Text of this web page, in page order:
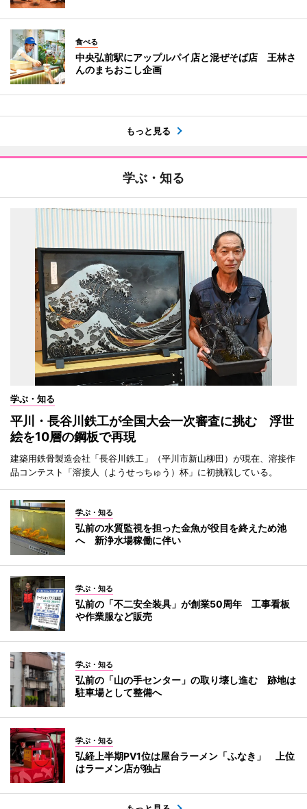
食べる
中央弘前駅にアップルパイ店と混ぜそば店 王林さ
んのまちおこし企画
もっと見る
学ぶ・知る
学ぶ・知る
平川・長谷川鉄工が全国大会一次審査に挑む 浮世
絵を10層の鋼板で再現
建築用鉄骨製造会社「長谷川鉄工」（平川市新山柳田）が現在、溶接作
品コンテスト「溶接人（ようせっちゅう）杯」に初挑戦している。
学ぶ・知る
弘前の水質監視を担った金魚が役目を終えため池
へ 新浄水場稼働に伴い
学ぶ・知る
弘前の「不二安全装具」が創業50周年 工事看板
や作業服など販売
学ぶ・知る
弘前の「山の手センター」の取り壊し進む 跡地は
駐車場として整備へ
学ぶ・知る
弘経上半期PV1位は屋台ラーメン「ふなき」 上位
はラーメン店が独占